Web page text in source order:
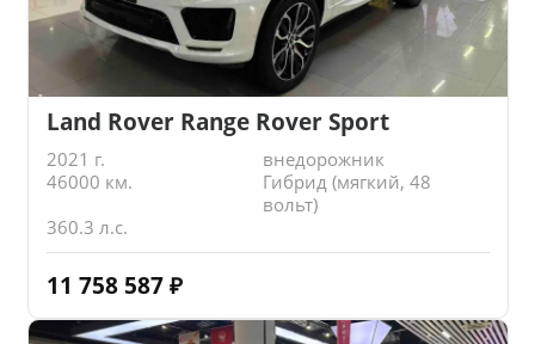
Land Rover Range Rover Sport
2021 г.
внедорожник
46000 км.
Гибрид (мягкий, 48
вольт)
360.3 л.с.
11 758 587 ₽